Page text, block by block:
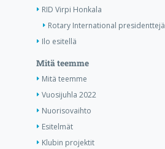
RID Virpi Honkala
Rotary International presidenttejä
Ilo esitellä
Mitä teemme
Mitä teemme
Vuosijuhla 2022
Nuorisovaihto
Esitelmät
Klubin projektit